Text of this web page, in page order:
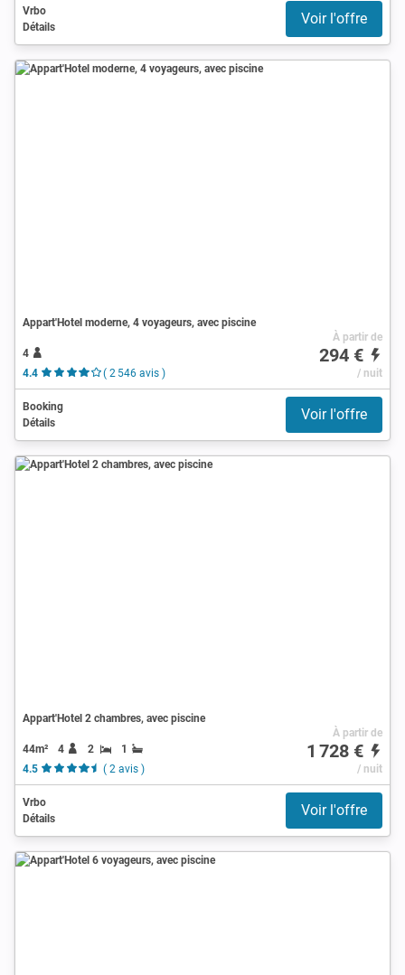
Vrbo
Détails
Voir l'offre
Appart'Hotel moderne, 4 voyageurs, avec piscine
4
4.4
( 2 546 avis )
À partir de
294 €
/ nuit
Booking
Détails
Voir l'offre
Appart'Hotel 2 chambres, avec piscine
44m² 4 2
1
4.5
( 2 avis )
À partir de
1 728 €
/ nuit
Vrbo
Détails
Voir l'offre